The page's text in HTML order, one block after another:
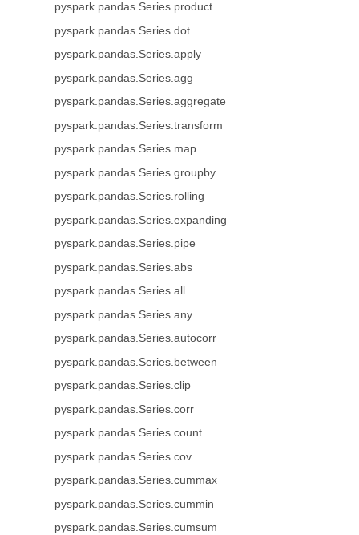
pyspark.pandas.Series.product
pyspark.pandas.Series.dot
pyspark.pandas.Series.apply
pyspark.pandas.Series.agg
pyspark.pandas.Series.aggregate
pyspark.pandas.Series.transform
pyspark.pandas.Series.map
pyspark.pandas.Series.groupby
pyspark.pandas.Series.rolling
pyspark.pandas.Series.expanding
pyspark.pandas.Series.pipe
pyspark.pandas.Series.abs
pyspark.pandas.Series.all
pyspark.pandas.Series.any
pyspark.pandas.Series.autocorr
pyspark.pandas.Series.between
pyspark.pandas.Series.clip
pyspark.pandas.Series.corr
pyspark.pandas.Series.count
pyspark.pandas.Series.cov
pyspark.pandas.Series.cummax
pyspark.pandas.Series.cummin
pyspark.pandas.Series.cumsum